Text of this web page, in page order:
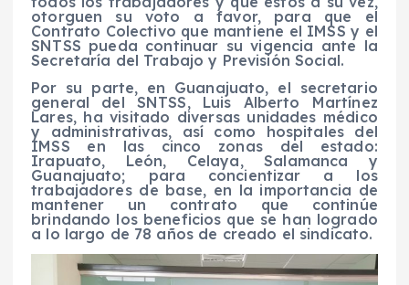
otorguen su voto a favor, para que el
Contrato Colectivo que mantiene el IMSS y el
SNTSS pueda continuar su vigencia ante la
Secretaría del Trabajo y Previsión Social.
Por su parte, en Guanajuato, el secretario
general del SNTSS, Luis Alberto Martínez
Lares, ha visitado diversas unidades médico
y administrativas, así como hospitales del
IMSS en las cinco zonas del estado:
Irapuato, León, Celaya, Salamanca y
Guanajuato; para concientizar a los
trabajadores de base, en la importancia de
mantener un contrato que continúe
brindando los beneficios que se han logrado
a lo largo de 78 años de creado el sindicato.